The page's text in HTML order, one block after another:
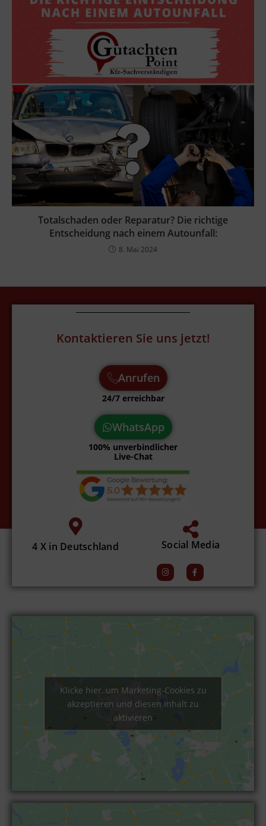
Totalschaden oder Reparatur? Die richtige
Entscheidung nach einem Autounfall:
8. Mai 2024
Kontaktieren Sie uns jetzt!
Anrufen
24/7 erreichbar
WhatsApp
100% unverbindlicher
Live-Chat
4 X in Deutschland Social Media
Klicke hier, um Marketing-Cookies zu
akzeptieren und diesen Inhalt zu
aktivieren